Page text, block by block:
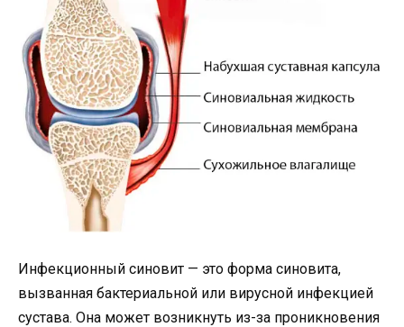
Инфекционный синовит — это форма синовита,
вызванная бактериальной или вирусной инфекцией
сустава. Она может возникнуть из-за проникновения